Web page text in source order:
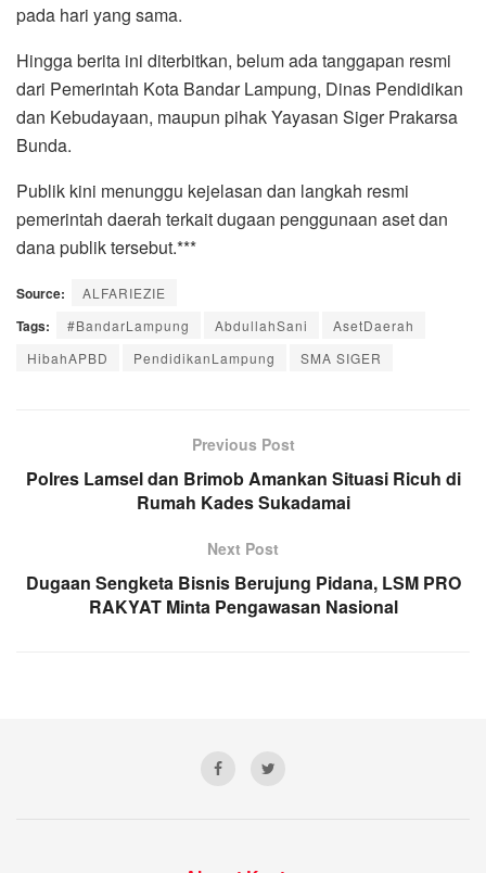
pada hari yang sama.
Hingga berita ini diterbitkan, belum ada tanggapan resmi
dari Pemerintah Kota Bandar Lampung, Dinas Pendidikan
dan Kebudayaan, maupun pihak Yayasan Siger Prakarsa
Bunda.
Publik kini menunggu kejelasan dan langkah resmi
pemerintah daerah terkait dugaan penggunaan aset dan
dana publik tersebut.***
Source: ALFARIEZIE
Tags: #BandarLampung AbdullahSani
AsetDaerah
HibahAPBD
PendidikanLampung SMA SIGER
Previous Post
Polres Lamsel dan Brimob Amankan Situasi Ricuh di
Rumah Kades Sukadamai
Next Post
Dugaan Sengketa Bisnis Berujung Pidana, LSM PRO
RAKYAT Minta Pengawasan Nasional